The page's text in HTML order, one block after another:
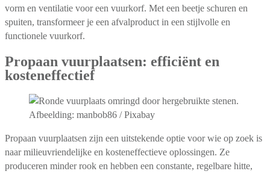
vorm en ventilatie voor een vuurkorf. Met een beetje schuren en
spuiten, transformeer je een afvalproduct in een stijlvolle en
functionele vuurkorf.
Propaan vuurplaatsen: efficiënt en
kosteneffectief
Afbeelding: manbob86 / Pixabay
Propaan vuurplaatsen zijn een uitstekende optie voor wie op zoek is
naar milieuvriendelijke en kosteneffectieve oplossingen. Ze
produceren minder rook en hebben een constante, regelbare hitte,